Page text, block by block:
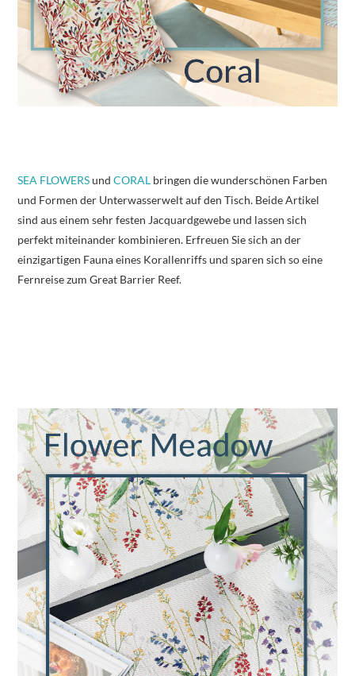
SEA FLOWERSundCORAL bringen die wunderschönen Farben
und Formen der Unterwasserwelt auf den Tisch. Beide Artikel
sind aus einem sehr festen Jacquardgewebe und lassen sich
perfekt miteinander kombinieren. Erfreuen Sie sich an der
einzigartigen Fauna eines Korallenriffs und sparen sich so eine
Fernreise zum Great Barrier Reef.